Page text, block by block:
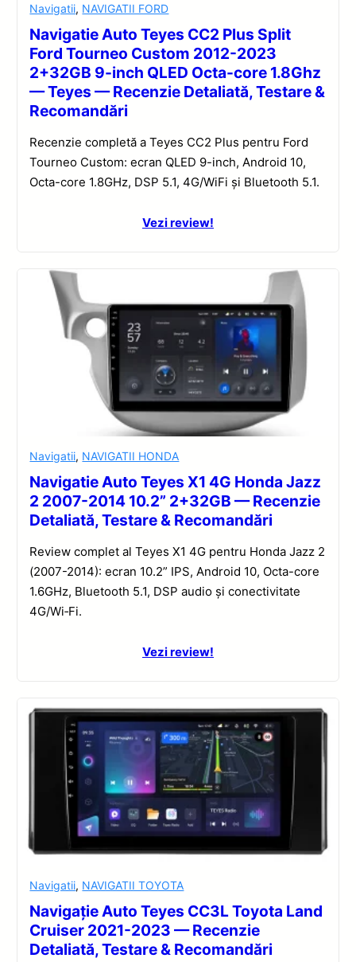
Navigatii, NAVIGATII FORD
Navigatie Auto Teyes CC2 Plus Split
Ford Tourneo Custom 2012-2023
2+32GB 9-inch QLED Octa-core 1.8Ghz
— Teyes — Recenzie Detaliată, Testare &
Recomandări
Recenzie completă a Teyes CC2 Plus pentru Ford
Tourneo Custom: ecran QLED 9-inch, Android 10,
Octa-core 1.8GHz, DSP 5.1, 4G/WiFi și Bluetooth 5.1.
Vezi review!
Navigatii, NAVIGATII HONDA
Navigatie Auto Teyes X1 4G Honda Jazz
2 2007-2014 10.2” 2+32GB — Recenzie
Detaliată, Testare & Recomandări
Review complet al Teyes X1 4G pentru Honda Jazz 2
(2007-2014): ecran 10.2” IPS, Android 10, Octa-core
1.6GHz, Bluetooth 5.1, DSP audio și conectivitate
4G/Wi‑Fi.
Vezi review!
Navigatii, NAVIGATII TOYOTA
Navigație Auto Teyes CC3L Toyota Land
Cruiser 2021-2023 — Recenzie
Detaliată, Testare & Recomandări